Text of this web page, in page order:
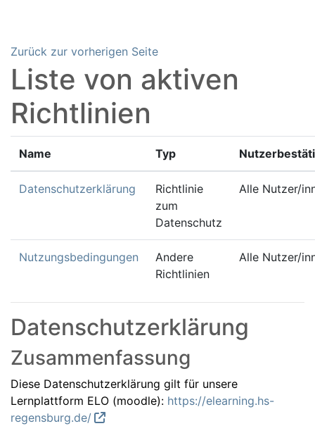
Zurück zur vorherigen Seite
Liste von aktiven
Richtlinien
Name Typ
Datenschutzerklärung
Richtlinie
zum
Datenschutz
Alle Nutzer/
Nutzungsbedingungen
Andere
Richtlinien
Alle Nutzer/
Datenschutzerklärung
Zusammenfassung
Diese Datenschutzerklärung gilt für unsere
Lernplattform ELO (moodle): https://elearning.hs-
regensburg.de/